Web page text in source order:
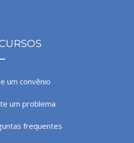
um convênio
um problema
frequentes